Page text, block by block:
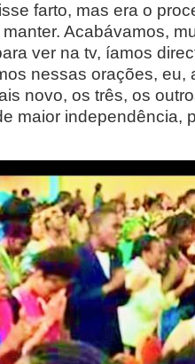
farto, mas era o
Acabávamos,
ver na tv, íamos
nessas orações, eu,
novo, os três, os
maior independência,